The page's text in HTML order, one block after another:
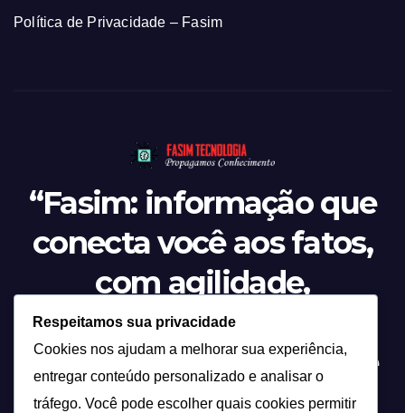
Política de Privacidade – Fasim
“Fasim: informação que
conecta você aos fatos,
com agilidade,
credibilidade e o olhar
atento sobre tudo o que
acontece.”
Respeitamos sua privacidade
Cookies nos ajudam a melhorar sua experiência,
entregar conteúdo personalizado e analisar o
tráfego. Você pode escolher quais cookies permitir